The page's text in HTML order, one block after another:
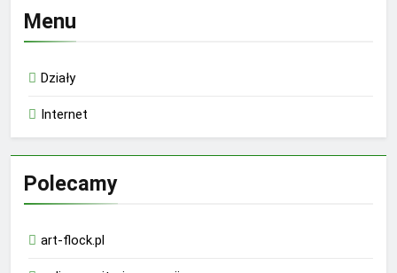
Menu
Działy
Internet
Polecamy
art-flock.pl